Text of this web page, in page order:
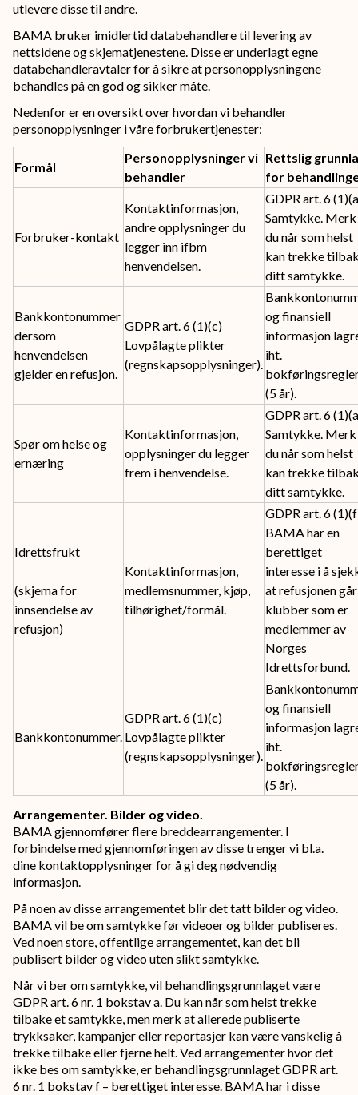
utlevere disse til andre.
BAMA bruker imidlertid databehandlere til levering av
nettsidene og skjematjenestene. Disse er underlagt egne
databehandleravtaler for å sikre at personopplysningene
behandles på en god og sikker måte.
Nedenfor er en oversikt over hvordan vi behandler
personopplysninger i våre forbrukertjenester:
Formål
Personopplysninger vi
behandler
Rettslig
for
Forbruker-kontakt
Kontaktinformasjon,
andre opplysninger du
legger inn ifbm
henvendelsen.
GDPR art. 6
Samtykke.
du når som helst
kan trekke
ditt samtykke.
Bankkontonummer
dersom
henvendelsen
gjelder en refusjon.
GDPR art. 6 (1)(c)
Lovpålagte plikter
(regnskapsopplysninger).
og finansiell
informasjon
iht.
(5 år).
Spør om helse og
ernæring
Kontaktinformasjon,
opplysninger du legger
frem i henvendelse.
GDPR art. 6
Samtykke.
du når som helst
kan trekke
ditt samtykke.
Idrettsfrukt
(skjema for
innsendelse av
refusjon)
Kontaktinformasjon,
medlemsnummer, kjøp,
tilhørighet/formål.
GDPR art. 6
BAMA har en
berettiget
interesse i å
at refusjonen
klubber som er
medlemmer av
Norges
Idrettsforbund.
Bankkontonummer.
GDPR art. 6 (1)(c)
Lovpålagte plikter
(regnskapsopplysninger).
og finansiell
informasjon
iht.
(5 år).
Arrangementer. Bilder og video.
BAMA gjennomfører flere breddearrangementer. I
forbindelse med gjennomføringen av disse trenger vi bl.a.
dine kontaktopplysninger for å gi deg nødvendig
informasjon.
På noen av disse arrangementet blir det tatt bilder og video.
BAMA vil be om samtykke før videoer og bilder publiseres.
Ved noen store, offentlige arrangementet, kan det bli
publisert bilder og video uten slikt samtykke.
Når vi ber om samtykke, vil behandlingsgrunnlaget være
GDPR art. 6 nr. 1 bokstav a. Du kan når som helst trekke
tilbake et samtykke, men merk at allerede publiserte
trykksaker, kampanjer eller reportasjer kan være vanskelig å
trekke tilbake eller fjerne helt. Ved arrangementer hvor det
ikke bes om samtykke, er behandlingsgrunnlaget GDPR art.
6 nr. 1 bokstav f – berettiget interesse. BAMA har i disse